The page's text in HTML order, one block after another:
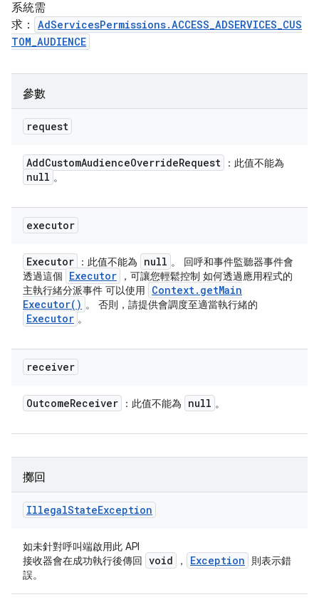
系統需
求：
AdServicesPermissions.ACCESS_ADSERVICES_CUS
TOM_AUDIENCE
參數
request
AddCustomAudienceOverrideRequest ：此值不能為
null 。
executor
Executor ：此值不能為 null 。 回呼和事件監聽器事件會
透過這個
Executor
，可讓您輕鬆控制 如何透過應用程式的
主執行緒分派事件 可以使用
Context. getMain
Executor( ) 。 否則，請提供會調度至適當執行緒的
Executor 。
receiver
OutcomeReceiver ：此值不能為 null 。
擲回
IllegalStateException
如未針對呼叫端啟用此 API
接收器會在成功執行後傳回 void ， Exception
則表示錯
誤。